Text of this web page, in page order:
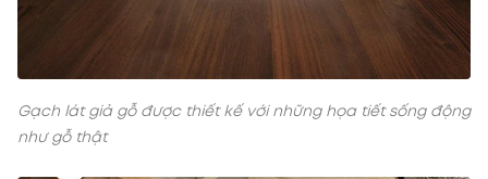
Gạch lát giả gỗ được thiết kế với những họa tiết sống động
như gỗ thật